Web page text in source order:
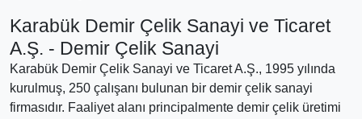
Karabük Demir Çelik Sanayi ve Ticaret
A.Ş. - Demir Çelik Sanayi
Karabük Demir Çelik Sanayi ve Ticaret A.Ş., 1995 yılında
kurulmuş, 250 çalışanı bulunan bir demir çelik sanayi
firmasıdır. Faaliyet alanı principalmente demir çelik üretimi